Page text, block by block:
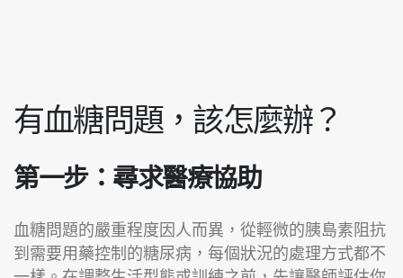
有血糖問題，該怎麼辦？
第一步：尋求醫療協助
血糖問題的嚴重程度因人而異，從輕微的胰島素阻抗
到需要用藥控制的糖尿病，每個狀況的處理方式都不